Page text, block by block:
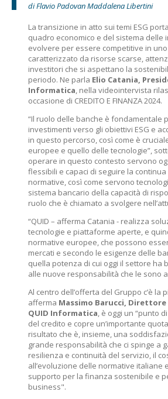
di Flavio Padovan Maddalena Libertini
La transizione in atto sui temi ESG
quadro economico e del sistema delle
evolvere per essere competitive in
caratterizzato da risorse scarse,
investitori che si aspettano la
periodo. Ne parla Elio Catania,
Informatica, nella videointervista
occasione di CREDITO E FINANZA 2024.
“Il ruolo delle banche è fondamentale
investimenti verso gli obiettivi ESG e
in questo percorso, così come è
europee e quello delle tecnologie”,
operare in questo contesto servono
flessibili e capaci di seguire la
normative, così come servono
sistema bancario della capacità di
ruolo che è chiamato a svolgere
“QUID – afferma Catania - realizza
tecnologie e piattaforme aperte, e
normative europee, che possono
mercati e secondo le esigenze delle
quella potenza di cui oggi il settore ha
alle nuove responsabilità che le sono
Al centro dell’offerta del Gruppo c’è la
afferma Massimo Barucci,
QUID Informatica, è oggi un “punto
del credito e copre un’importante
risultato che è, insieme, una
grande responsabilità che ci spinge a
resilienza e continuità del servizio, il
all’evoluzione delle normative italiane
supporto per la finanza sostenibile e
business".